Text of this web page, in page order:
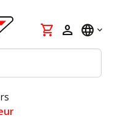
shopping_cart person language